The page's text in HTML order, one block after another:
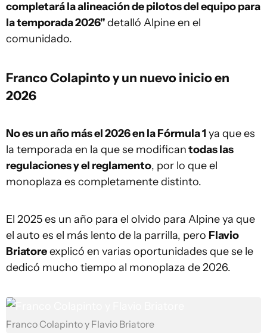
completará la alineación de pilotos del equipo para
la temporada 2026"detalló Alpine en el
comunidado.
Franco Colapinto y un nuevo inicio en
2026
No es un año más el 2026 en la Fórmula 1 ya que es
la temporada en la que se modificantodas las
regulaciones y el reglamento, por lo que el
monoplaza es completamente distinto.
El 2025 es un año para el olvido para Alpine ya que
el auto es el más lento de la parrilla, pero Flavio
Briatoreexplicó en varias oportunidades que se le
dedicó mucho tiempo al monoplaza de 2026.
Franco Colapinto y Flavio Briatore